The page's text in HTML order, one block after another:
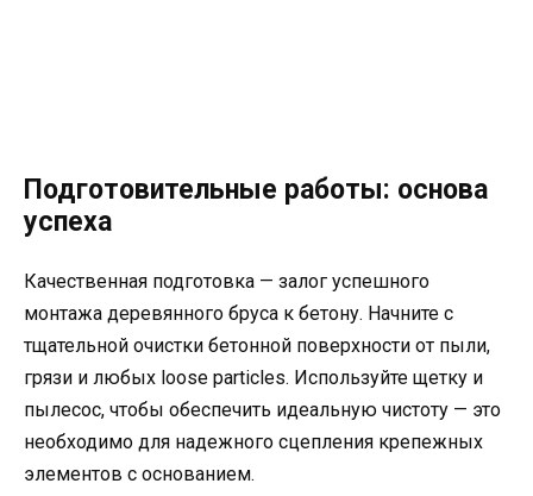
Подготовительные работы: основа
успеха
Качественная подготовка — залог успешного
монтажа деревянного бруса к бетону. Начните с
тщательной очистки бетонной поверхности от пыли,
грязи и любых loose particles. Используйте щетку и
пылесос, чтобы обеспечить идеальную чистоту — это
необходимо для надежного сцепления крепежных
элементов с основанием.